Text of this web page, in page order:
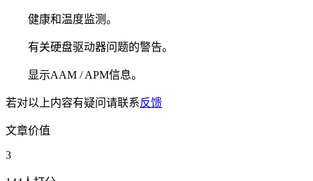
健康和温度监测。
有关硬盘驱动器问题的警告。
显示AAM / APM信息。
若对以上内容有疑问请联系反馈
文章价值
3